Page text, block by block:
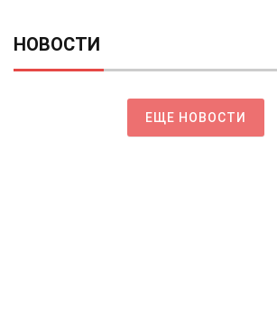
НОВОСТИ
ЕЩЕ НОВОСТИ